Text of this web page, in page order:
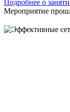
Подробнее о
Мероприятие